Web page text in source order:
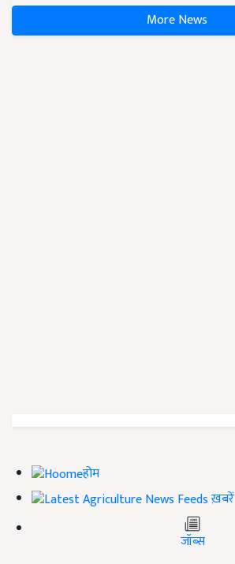
More News
होम
ख़बरें
जॉब्स